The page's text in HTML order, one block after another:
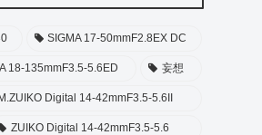
SIGMA 17-50mmF2.8EX DC
18-135mmF3.5-5.6ED 妄想
Digital 14-42mmF3.5-5.6II
ZUIKO Digital 14-42mmF3.5-5.6